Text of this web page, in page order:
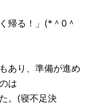
帰る！」(*＾0＾
あり、準備が進め
は
。(寝不足決